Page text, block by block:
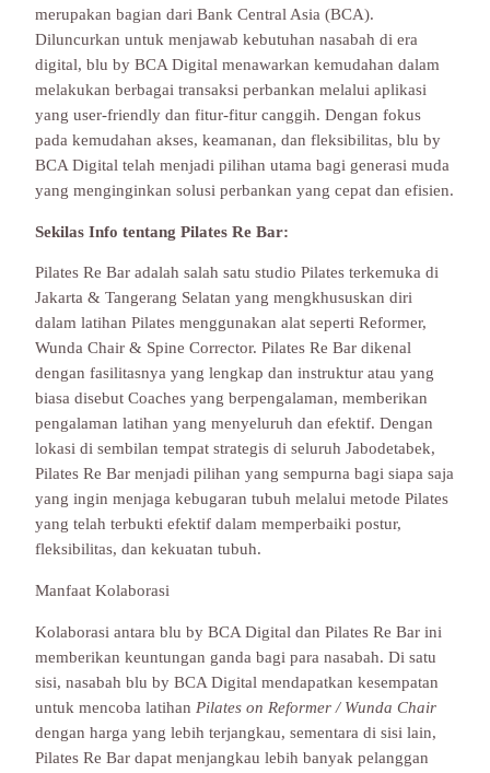
merupakan bagian dari Bank Central Asia (BCA).
Diluncurkan untuk menjawab kebutuhan nasabah di era
digital, blu by BCA Digital menawarkan kemudahan dalam
melakukan berbagai transaksi perbankan melalui aplikasi
yang user-friendly dan fitur-fitur canggih. Dengan fokus
pada kemudahan akses, keamanan, dan fleksibilitas, blu by
BCA Digital telah menjadi pilihan utama bagi generasi muda
yang menginginkan solusi perbankan yang cepat dan efisien.
Sekilas Info tentang Pilates Re Bar:
Pilates Re Bar adalah salah satu studio Pilates terkemuka di
Jakarta & Tangerang Selatan yang mengkhususkan diri
dalam latihan Pilates menggunakan alat seperti Reformer,
Wunda Chair & Spine Corrector. Pilates Re Bar dikenal
dengan fasilitasnya yang lengkap dan instruktur atau yang
biasa disebut Coaches yang berpengalaman, memberikan
pengalaman latihan yang menyeluruh dan efektif. Dengan
lokasi di sembilan tempat strategis di seluruh Jabodetabek,
Pilates Re Bar menjadi pilihan yang sempurna bagi siapa saja
yang ingin menjaga kebugaran tubuh melalui metode Pilates
yang telah terbukti efektif dalam memperbaiki postur,
fleksibilitas, dan kekuatan tubuh.
Manfaat Kolaborasi
Kolaborasi antara blu by BCA Digital dan Pilates Re Bar ini
memberikan keuntungan ganda bagi para nasabah. Di satu
sisi, nasabah blu by BCA Digital mendapatkan kesempatan
untuk mencoba latihan Pilates on Reformer / Wunda Chair
dengan harga yang lebih terjangkau, sementara di sisi lain,
Pilates Re Bar dapat menjangkau lebih banyak pelanggan